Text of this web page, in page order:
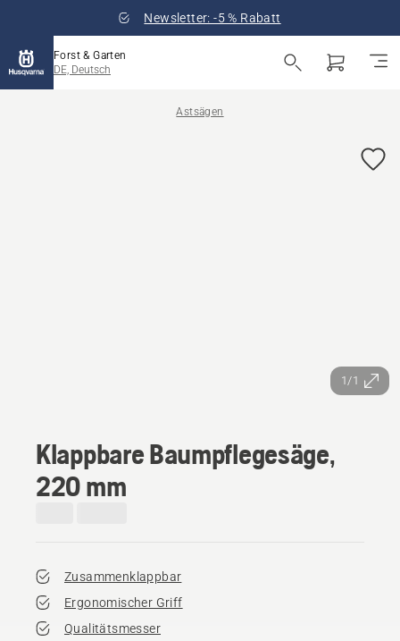
Newsletter: -5 % Rabatt
Forst & Garten
DE, Deutsch
Astsägen
1/1
Klappbare Baumpflegesäge,
220 mm
Zusammenklappbar
Ergonomischer Griff
Qualitätsmesser